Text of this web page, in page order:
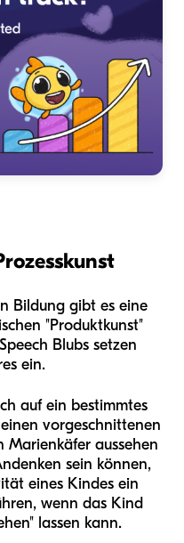
Bildung gibt es eine
"Produktkunst"
Blubs setzen
ein.
auf ein bestimmtes
vorgeschnittenen
Marienkäfer aussehen
sein können,
eines Kindes ein
wenn das Kind
lassen kann.